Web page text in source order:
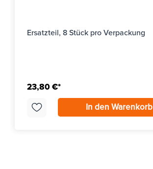
Ersatzteil, 8 Stück pro Verpackung
23,80 €*
In den Warenkorb